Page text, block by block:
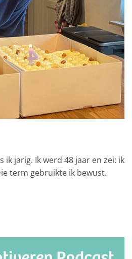
ik jarig. Ik werd 48 jaar en zei: ik
term gebruikte ik bewust.